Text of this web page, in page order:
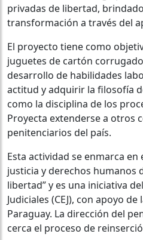
privadas de libertad,
transformación a través del
El proyecto tiene como
juguetes de cartón
desarrollo de habilidades
actitud y adquirir la filosofía
como la disciplina de los
Proyecta extenderse a otros
penitenciarios del país.
Esta actividad se enmarca en
justicia y derechos humanos
libertad” y es una iniciativa
Judiciales (CEJ), con apoyo
Paraguay. La dirección del
cerca el proceso de